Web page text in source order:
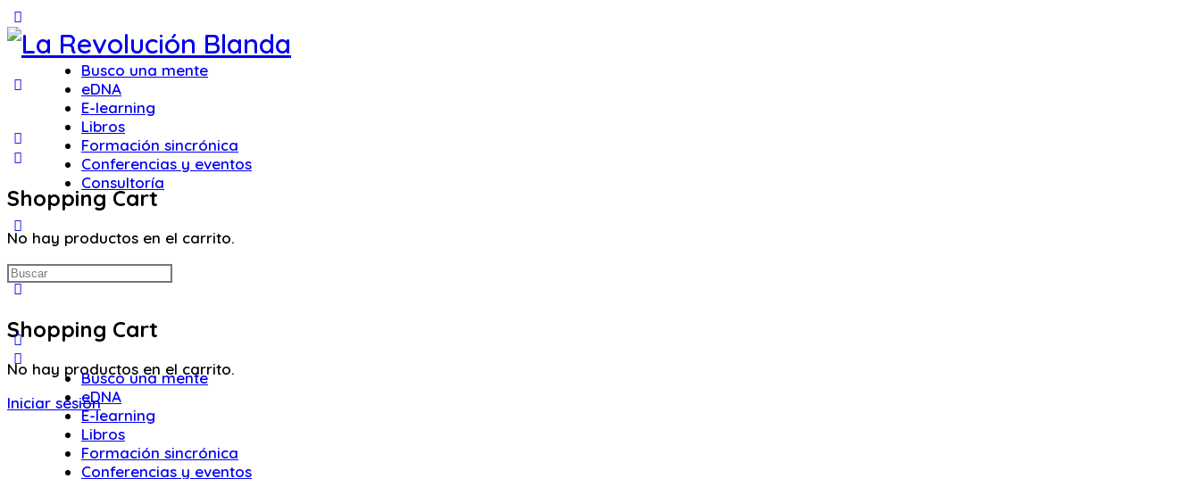
Panel
Busco una mente
eDNA
E-learning
Libros
Formación sincrónica
Conferencias y eventos
Consultoría
options
Shopping Cart
No hay productos en el carrito.
Iniciar sesión
Shopping Cart
No hay productos en el carrito.
Buscar:
Busco una mente
eDNA
E-learning
Libros
Formación sincrónica
Conferencias y eventos